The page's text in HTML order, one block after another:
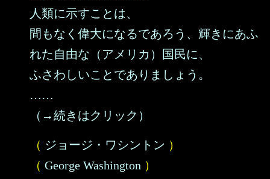
人類に示すことは、
間もなく偉大になるであろう、輝きにあふ
れた自由な（アメリカ）国民に、
ふさわしいことでありましょう。
……
（→続きはクリック）
（ ジョージ・ワシントン ）
（ George Washington ）